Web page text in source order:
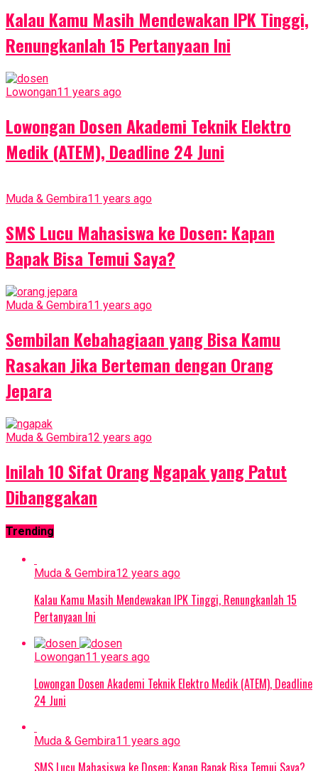
Kalau Kamu Masih Mendewakan IPK Tinggi,
Renungkanlah 15 Pertanyaan Ini
Lowongan11 years ago
Lowongan Dosen Akademi Teknik Elektro
Medik (ATEM), Deadline 24 Juni
Muda & Gembira11 years ago
SMS Lucu Mahasiswa ke Dosen: Kapan
Bapak Bisa Temui Saya?
Muda & Gembira11 years ago
Sembilan Kebahagiaan yang Bisa Kamu
Rasakan Jika Berteman dengan Orang
Jepara
Muda & Gembira12 years ago
Inilah 10 Sifat Orang Ngapak yang Patut
Dibanggakan
Trending
Muda & Gembira12 years ago
Kalau Kamu Masih Mendewakan IPK Tinggi, Renungkanlah 15
Pertanyaan Ini
Lowongan11 years ago
Lowongan Dosen Akademi Teknik Elektro Medik (ATEM), Deadline
24 Juni
Muda & Gembira11 years ago
SMS Lucu Mahasiswa ke Dosen: Kapan Bapak Bisa Temui Saya?